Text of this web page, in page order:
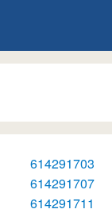
614291703
614291707
614291711